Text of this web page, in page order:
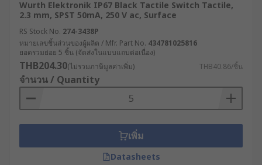
สวิตช์ Tactile สำหรับ PCB : แท็กสวิตช์สำหรับ
PCB ออกแบบมาเพื่อการติดตั้งบนแผงวงจรพิมพ์
(Printed Circuit Board - PCB) โดยเฉพาะ ใช้ใน
อุปกรณ์อิเล็กทรอนิกส์และเครื่องมือควบคุมต่าง
ๆ เช่น เครื่องมือทดสอบ และอุปกรณ์ควบคุม
สำหรับการเชื่อมต่อวงจรไฟฟ้า
Tactile Switch สำหรับคีย์บอร์ด : ใช้ในคีย์บอร์ด
อิเล็กทรอนิกส์ เพื่อให้ผู้ใช้รู้สึกถึงการกดปุ่มที่
ชัดเจนและมั่นใจ ทำให้เหมาะสำหรับการใช้งาน
ที่ต้องการสัมผัสที่แน่นอน ในการพิมพ์และการ
Wurth Elektronik IP67 Black Tactile Switch Tactile,
2.3 mm, SPST 50mA, 250 V ac, Surface
RS Stock No. 274-3438P
หมายเลขชิ้นส่วนของผู้ผลิต / Mfr. Part No. 434781025816
ยอดรวมย่อย 5 ชิ้น (จัดส่งในแบบแถบต่อเนื่อง)
THB204.30(ไม่รวมภาษีมูลค่าเพิ่ม) THB40.86/ชิ้น
จำนวน / Quantity
เพิ่ม
Datasheets